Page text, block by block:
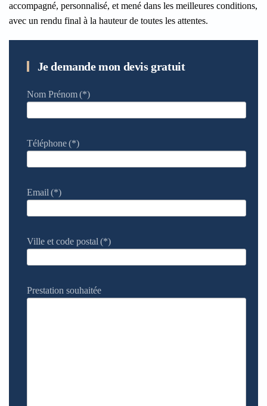
accompagné, personnalisé, et mené dans les meilleures conditions,
avec un rendu final à la hauteur de toutes les attentes.
Je demande mon devis gratuit
Nom Prénom(*)
Téléphone(*)
Email (*)
Ville et code postal (*)
Prestation souhaitée